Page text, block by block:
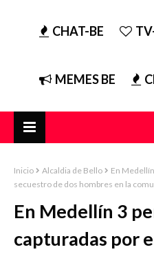
CHAT-BE
MEMES BE
Inicio Alcaldia de Bello
En
secuestro de dos hombres en la
En Medellín 3
capturadas por